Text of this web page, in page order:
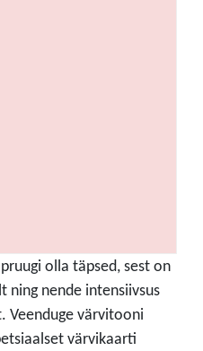
olla täpsed, sest on
ning nende intensiivsus
Veenduge värvitooni
värvikaarti